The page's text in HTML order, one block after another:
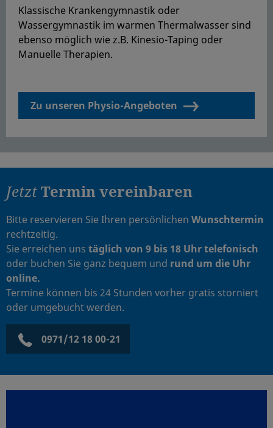
Klassische Krankengymnastik oder
Wassergymnastik im warmen Thermalwasser sind
ebenso möglich wie z.B. Kinesio-Taping oder
Manuelle Therapien.
Zu unseren Physio-Angeboten
JetztTerminvereinbaren
Bitte reservieren Sie Ihren persönlichen Wunschtermin
rechtzeitig.
Sie erreichen uns täglich von 9 bis 18 Uhr telefonisch
oder buchen Sie ganz bequem und rund um die Uhr
online.
Termine können bis 24 Stunden vorher gratis storniert
oder umgebucht werden.
0971/12 18 00-21